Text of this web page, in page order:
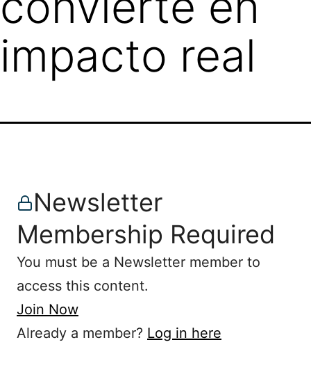
impacto real
Newsletter
Membership Required
You must be a Newsletter member to
access this content.
Join Now
Already a member? Log in here